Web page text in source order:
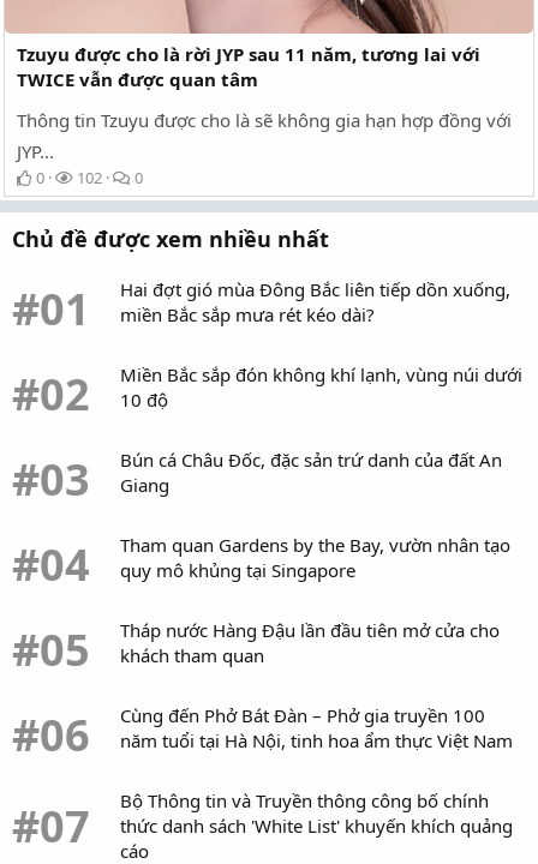
Phim mới của Kim Hye-joon, Yuna (ITZY) chuẩn bị
lên sóng
Phim “Chó Hoang và Xương” của Trương Tịnh Nghi
Tzuyu được cho là rời JYP sau 11 năm, tương lai với
TWICE vẫn được quan tâm
Thông tin Tzuyu được cho là sẽ không gia hạn hợp đồng với
JYP...
0 102 0
Chủ đề được xem nhiều nhất
#01
Hai đợt gió mùa Đông Bắc liên tiếp dồn xuống,
miền Bắc sắp mưa rét kéo dài?
#02
Miền Bắc sắp đón không khí lạnh, vùng núi dưới
10 độ
#03
Bún cá Châu Đốc, đặc sản trứ danh của đất An
Giang
#04
Tham quan Gardens by the Bay, vườn nhân tạo
quy mô khủng tại Singapore
#05
Tháp nước Hàng Đậu lần đầu tiên mở cửa cho
khách tham quan
#06
Cùng đến Phở Bát Đàn – Phở gia truyền 100
năm tuổi tại Hà Nội, tinh hoa ẩm thực Việt Nam
#07
Bộ Thông tin và Truyền thông công bố chính
thức danh sách 'White List' khuyến khích quảng
cáo